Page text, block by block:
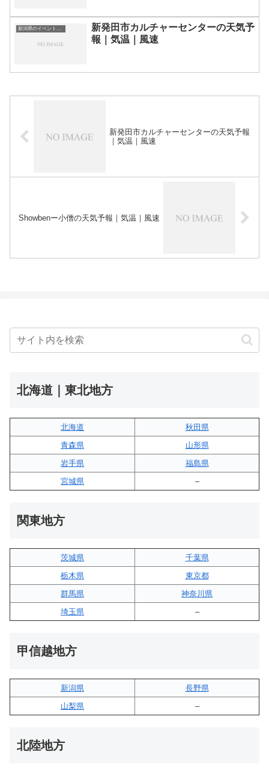
新潟県のイベント会場一覧
新発田市カルチャーセンターの天気予
報｜気温｜風速
新発田市カルチャーセンターの天気予報
｜気温｜風速
Showbenー小僧の天気予報｜気温｜風速
北海道｜東北地方
北海道
秋田県
青森県
山形県
岩手県
福島県
宮城県
–
関東地方
茨城県
千葉県
栃木県
東京都
群馬県
神奈川県
埼玉県
–
甲信越地方
新潟県
長野県
山梨県
–
北陸地方